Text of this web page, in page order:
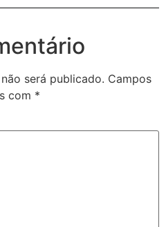
será publicado. Campos
com *